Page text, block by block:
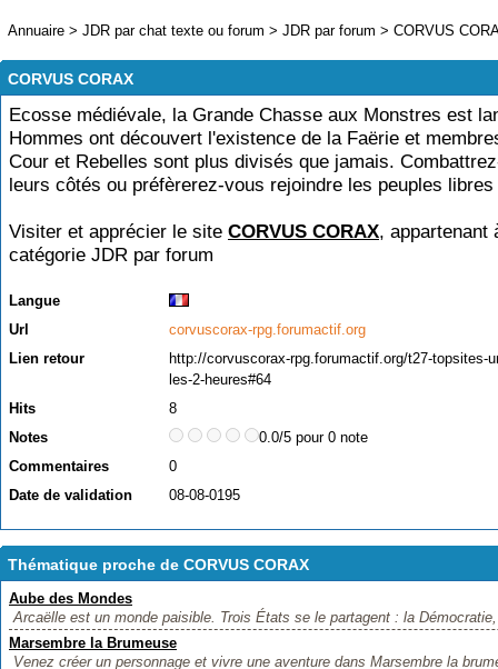
Annuaire > JDR par chat texte ou forum > JDR par forum > CORVUS
CORVUS CORAX
Ecosse médiévale, la Grande Chasse aux Monstres est
Hommes ont découvert l'existence de la Faërie et
Cour et Rebelles sont plus divisés que jamais.
leurs côtés ou préfèrerez-vous rejoindre les peuples libres
Visiter et apprécier le site CORVUS CORAX, appartenant
catégorie JDR par forum
Langue
Url
corvuscorax-rpg.forumactif.org
Lien retour
http://corvuscorax-rpg.forumactif.org/t27-topsites-
les-2-heures#64
Hits
8
Notes
0.0/5 pour 0 note
Commentaires
0
Date de validation
08-08-0195
Thématique proche de CORVUS CORAX
Aube des Mondes
Arcaëlle est un monde paisible. Trois États se le partagent : la
Marsembre la Brumeuse
Venez créer un personnage et vivre une aventure dans Marsembre la